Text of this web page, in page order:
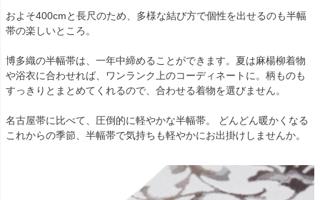
およそ400cmと長尺のため、多様な結び方で個性を出せるのも半幅
帯の楽しいところ。
博多織の半幅帯は、一年中締めることができます。夏は麻楊柳着物
や浴衣に合わせれば、ワンランク上のコーディネートに。柄ものも
すっきりとまとめてくれるので、合わせる着物を選びません。
名古屋帯に比べて、圧倒的に軽やかな半幅帯。 どんどん暖かくなる
これからの季節、半幅帯で気持ちも軽やかにお出掛けしませんか。